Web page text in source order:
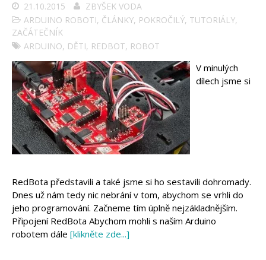
21.10.2015
ZBYŠEK VODA
ARDUINO ROBOTI, ČLÁNKY, POKROČILÝ, TUTORIÁLY,
ZAČÁTEČNÍK
ARDUINO, DĚTI, REDBOT, ROBOT
V minulých
dílech jsme si
RedBota představili a také jsme si ho sestavili dohromady.
Dnes už nám tedy nic nebrání v tom, abychom se vrhli do
jeho programování. Začneme tím úplně nejzákladnějším.
Připojení RedBota Abychom mohli s naším Arduino
robotem dále [klikněte zde...]